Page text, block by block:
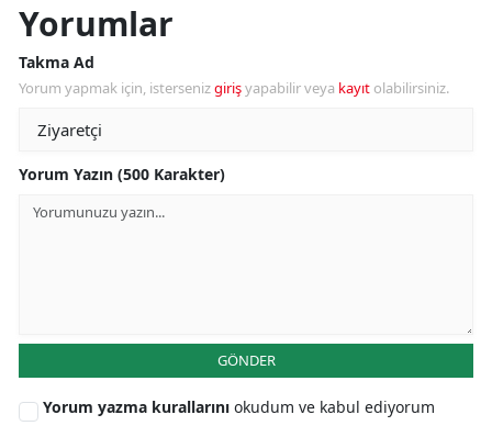
Yorumlar
Takma Ad
Yorum yapmak için, istersenizgirişyapabilir veya kayıt olabilirsiniz.
Yorum Yazın (500 Karakter)
GÖNDER
Yorum yazma kurallarını okudum ve kabul ediyorum